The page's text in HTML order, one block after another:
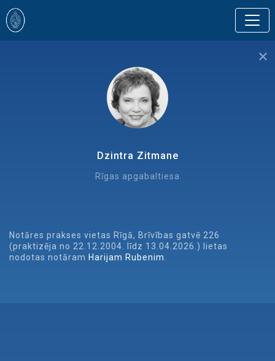
Dzintra Zitmane
Rīgas apgabaltiesa
Notāres prakses vietas Rīgā, Brīvības gatvē 226
(praktizēja no 22.12.2004. līdz 13.04.2026.) lietas
nodotas notāram Harijam Rubenim